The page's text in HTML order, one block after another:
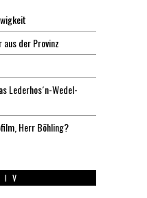
der Provinz
Lederhos´n-Wedel-
Herr Böhling?